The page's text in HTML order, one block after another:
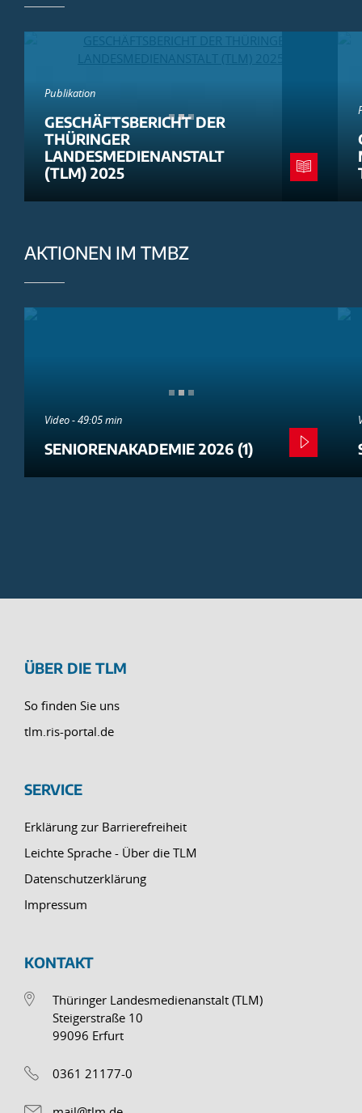
Publikation
GESCHÄFTSBERICHT DER
THÜRINGER
LANDESMEDIENANSTALT
(TLM) 2025
AKTIONEN IM TMBZ
Video - 49:05 min
SENIORENAKADEMIE 2026 (1)
ÜBER DIE TLM
So finden Sie uns
tlm.ris-portal.de
SERVICE
Erklärung zur Barrierefreiheit
Leichte Sprache - Über die TLM
Datenschutzerklärung
Impressum
KONTAKT
Thüringer Landesmedienanstalt (TLM)
Steigerstraße 10
99096 Erfurt
0361 21177-0